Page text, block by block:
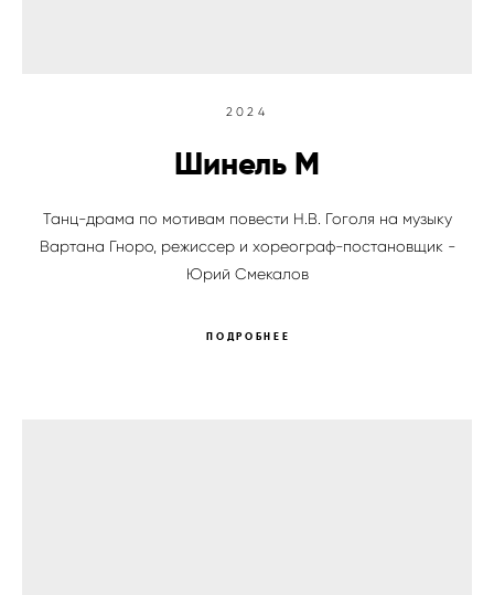
2024
Шинель М
Танц-драма по мотивам повести Н.В. Гоголя на музыку
Вартана Гноро, режиссер и хореограф-постановщик -
Юрий Смекалов
ПОДРОБНЕЕ